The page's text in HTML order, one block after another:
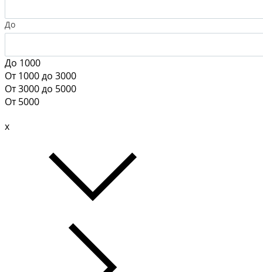
До
До 1000
От 1000 до 3000
От 3000 до 5000
От 5000
x